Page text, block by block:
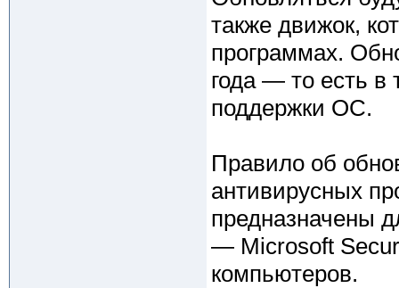
также движок,
программах.
года — то есть в
поддержки ОС.
Правило об
антивирусных
предназначены
— Microsoft
компьютеров.